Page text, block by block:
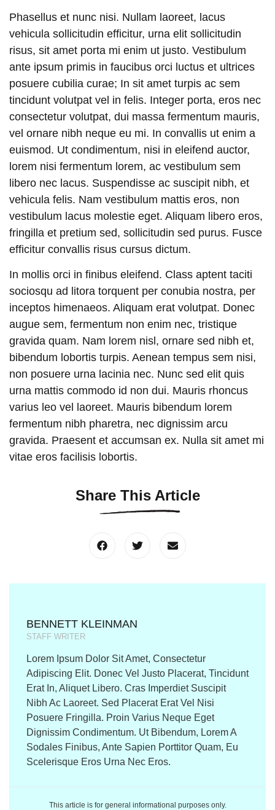
Phasellus et nunc nisi. Nullam laoreet, lacus
vehicula sollicitudin efficitur, urna elit sollicitudin
risus, sit amet porta mi enim ut justo. Vestibulum
ante ipsum primis in faucibus orci luctus et ultrices
posuere cubilia curae; In sit amet turpis ac sem
tincidunt volutpat vel in felis. Integer porta, eros nec
consectetur volutpat, dui massa fermentum mauris,
vel ornare nibh neque eu mi. In convallis ut enim a
euismod. Ut condimentum, nisi in eleifend auctor,
lorem nisi fermentum lorem, ac vestibulum sem
libero nec lacus. Suspendisse ac suscipit nibh, et
vehicula felis. Nam vestibulum mattis eros, non
vestibulum lacus molestie eget. Aliquam libero eros,
fringilla et pretium sed, sollicitudin sed purus. Fusce
efficitur convallis risus cursus dictum.
In mollis orci in finibus eleifend. Class aptent taciti
sociosqu ad litora torquent per conubia nostra, per
inceptos himenaeos. Aliquam erat volutpat. Donec
augue sem, fermentum non enim nec, tristique
gravida quam. Nam lorem nisl, ornare sed nibh et,
bibendum lobortis turpis. Aenean tempus sem nisi,
non posuere urna lacinia nec. Nunc sed elit quis
urna mattis commodo id non dui. Mauris rhoncus
varius leo vel laoreet. Mauris bibendum lorem
fermentum nibh pharetra, nec dignissim arcu
gravida. Praesent et accumsan ex. Nulla sit amet mi
vitae eros facilisis lobortis.
Share This Article
BENNETT KLEINMAN
STAFF WRITER
Lorem Ipsum Dolor Sit Amet, Consectetur
Adipiscing Elit. Donec Vel Justo Placerat, Tincidunt
Erat In, Aliquet Libero. Cras Imperdiet Suscipit
Nibh Ac Laoreet. Sed Placerat Erat Vel Nisi
Posuere Fringilla. Proin Varius Neque Eget
Dignissim Condimentum. Ut Bibendum, Lorem A
Sodales Finibus, Ante Sapien Porttitor Quam, Eu
Scelerisque Eros Urna Nec Eros.
This article is for general informational purposes only.